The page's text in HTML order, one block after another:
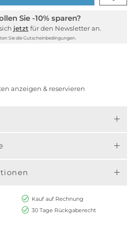
Sie -10% sparen?
jetzt für den Newsletter an.
Sie die Gutscheinbedingungen.
anzeigen & reservieren
Kauf auf Rechnung
30 Tage Rückgaberecht